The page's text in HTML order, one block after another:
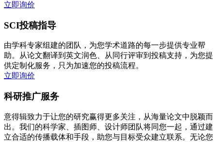
立即询价
SCI投稿指导
由学科专家组建的团队，为您学术道路的每一步提供专业帮
助。从论文翻译到英文润色、从同行评审到投稿支持，为您提
供定制化服务，只为加速您的投稿流程。
立即询价
科研推广服务
意得辑致力于让您的研究赢得更多关注，从海量论文中脱颖而
出。我们的科学家、插图师、设计师团队将同您一起，通过建
立合适的传播载体和手段，助您与目标受众建立联系。无论您